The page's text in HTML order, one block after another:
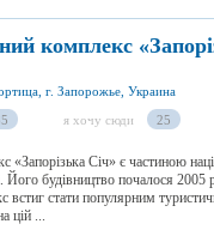
комплекс
г. Запорожье, Украина
я хочу сюди 25
«Запорізька Січ» є частиною
Його будівництво почалося 2005
встиг стати популярним
цій ...